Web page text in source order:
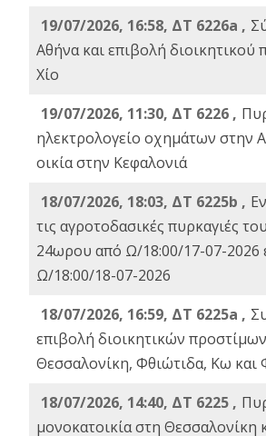
19/07/2026, 16:58, ΔΤ 6226a ,
Αθήνα και επιβολή διοικητικού
Χίο
19/07/2026, 11:30, ΔΤ 6226 ,
ηλεκτρολογείο οχημάτων στην
οικία στην Κεφαλονιά
18/07/2026, 18:03, ΔΤ 6225b ,
τις αγροτοδασικές πυρκαγιές
24ωρου από Ω/18:00/17-07-2026
Ω/18:00/18-07-2026
18/07/2026, 16:59, ΔT 6225a ,
επιβολή διοικητικών
Θεσσαλονίκη, Φθιώτιδα, Κω και
18/07/2026, 14:40, ΔΤ 6225 ,
μονοκατοικία στη Θεσσαλονίκη